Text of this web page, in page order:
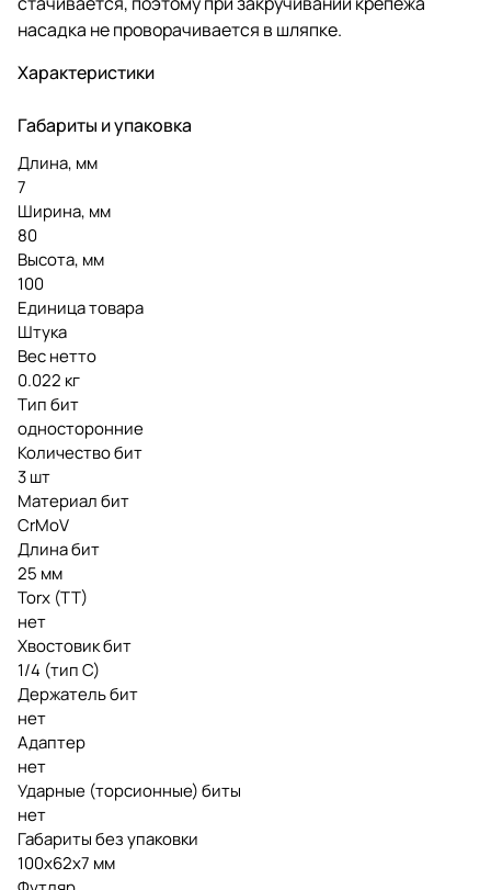
насадка не проворачивается в шляпке.
Характеристики
Габариты и упаковка
Длина, мм
7
Ширина, мм
80
Высота, мм
100
Единица товара
Штука
Вес нетто
0.022 кг
Тип бит
односторонние
Количество бит
3 шт
Материал бит
CrMoV
Длина бит
25 мм
Torx (TT)
нет
Хвостовик бит
1/4 (тип С)
Держатель бит
нет
Адаптер
нет
Ударные (торсионные) биты
нет
Габариты без упаковки
100х62х7 мм